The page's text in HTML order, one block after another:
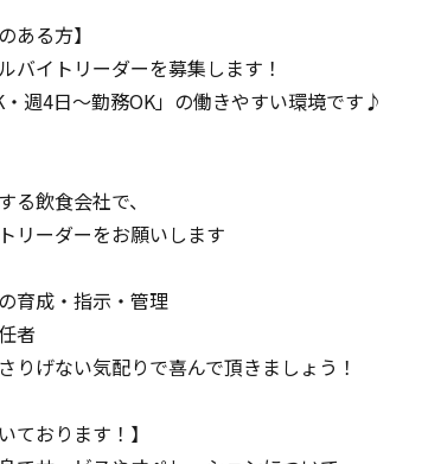
ある方】
バイトリーダーを募集します！
・週4日～勤務OK」の働きやすい環境です♪
る飲食会社で、
リーダーをお願いします
育成・指示・管理
者
りげない気配りで喜んで頂きましょう！
ております！】